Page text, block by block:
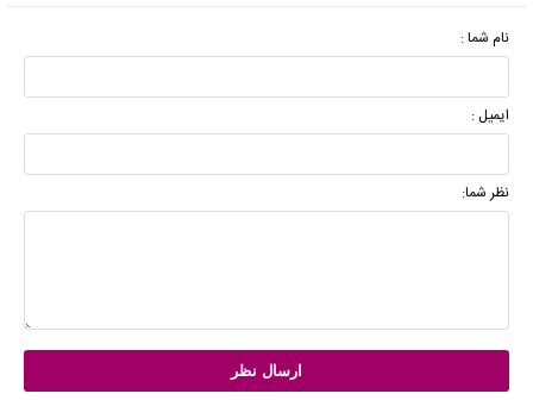
نام شما :
ایمیل :
نظر شما: